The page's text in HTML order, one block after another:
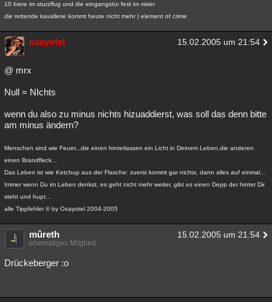
10 biere im sturzflug und die eingangstür fest im visier
die rettende kavallerie kommt heute nicht mehr | element of crime
oxayotel 15.02.2005 um 21:54
@ mrx
Null = NIchts
wenn du also zu minus nichts hizuaddierst, was soll das denn bitte
am minus ändern?
Menschen sind wie Feuer...die einen hinterlassen ein Licht in Deinem Leben,die anderen
einen Brandfleck...
Das Leben ist wie Ketchup aus der Flasche: zuerst kommt gar nichts, dann alles auf einmal...
Immer wenn Du im Leben denkst, es geht nicht mehr weiter, gibt es einen Depp der hinter Dir
steht und hupt...
alle Tippfehler © by Oxayotel 2004-2005
mûreth 15.02.2005 um 21:54
ehemaliges Mitglied
Drückeberger :o